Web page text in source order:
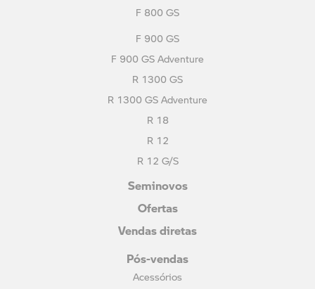
F 800 GS
F 900 GS
F 900 GS Adventure
R 1300 GS
R 1300 GS Adventure
R 18
R 12
R 12 G/S
Seminovos
Ofertas
Vendas diretas
Pós-vendas
Acessórios